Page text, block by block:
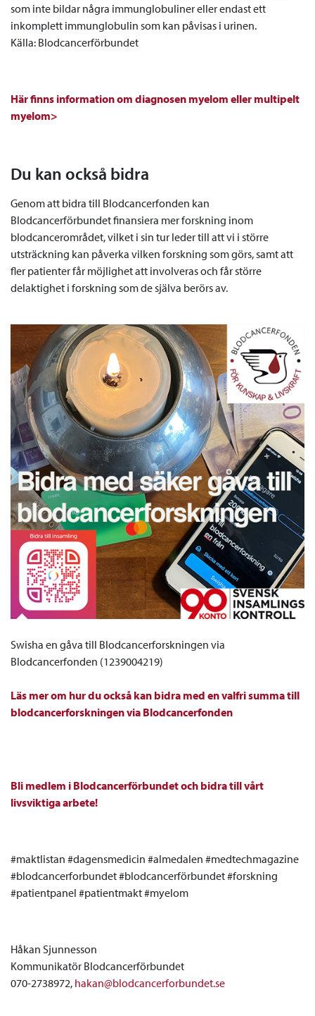
som inte bildar några immunglobuliner eller endast ett
inkomplett immunglobulin som kan påvisas i urinen.
Källa: Blodcancerförbundet
Här finns information om diagnosen myelom eller multipelt
myelom>
Du kan också bidra
Genom att bidra till Blodcancerfonden kan
Blodcancerförbundet finansiera mer forskning inom
blodcancerområdet, vilket i sin tur leder till att vi i större
utsträckning kan påverka vilken forskning som görs, samt att
fler patienter får möjlighet att involveras och får större
delaktighet i forskning som de själva berörs av.
Swisha en gåva till Blodcancerforskningen via
Blodcancerfonden (1239004219)
Läs mer om hur du också kan bidra med en valfri summa till
blodcancerforskningen via Blodcancerfonden
Bli medlem i Blodcancerförbundet och bidra till vårt
livsviktiga arbete!
#maktlistan #dagensmedicin #almedalen #medtechmagazine
#blodcancerforbundet #blodcancerförbundet #forskning
#patientpanel #patientmakt #myelom
Håkan Sjunnesson
Kommunikatör Blodcancerförbundet
070-2738972, hakan@blodcancerforbundet.se